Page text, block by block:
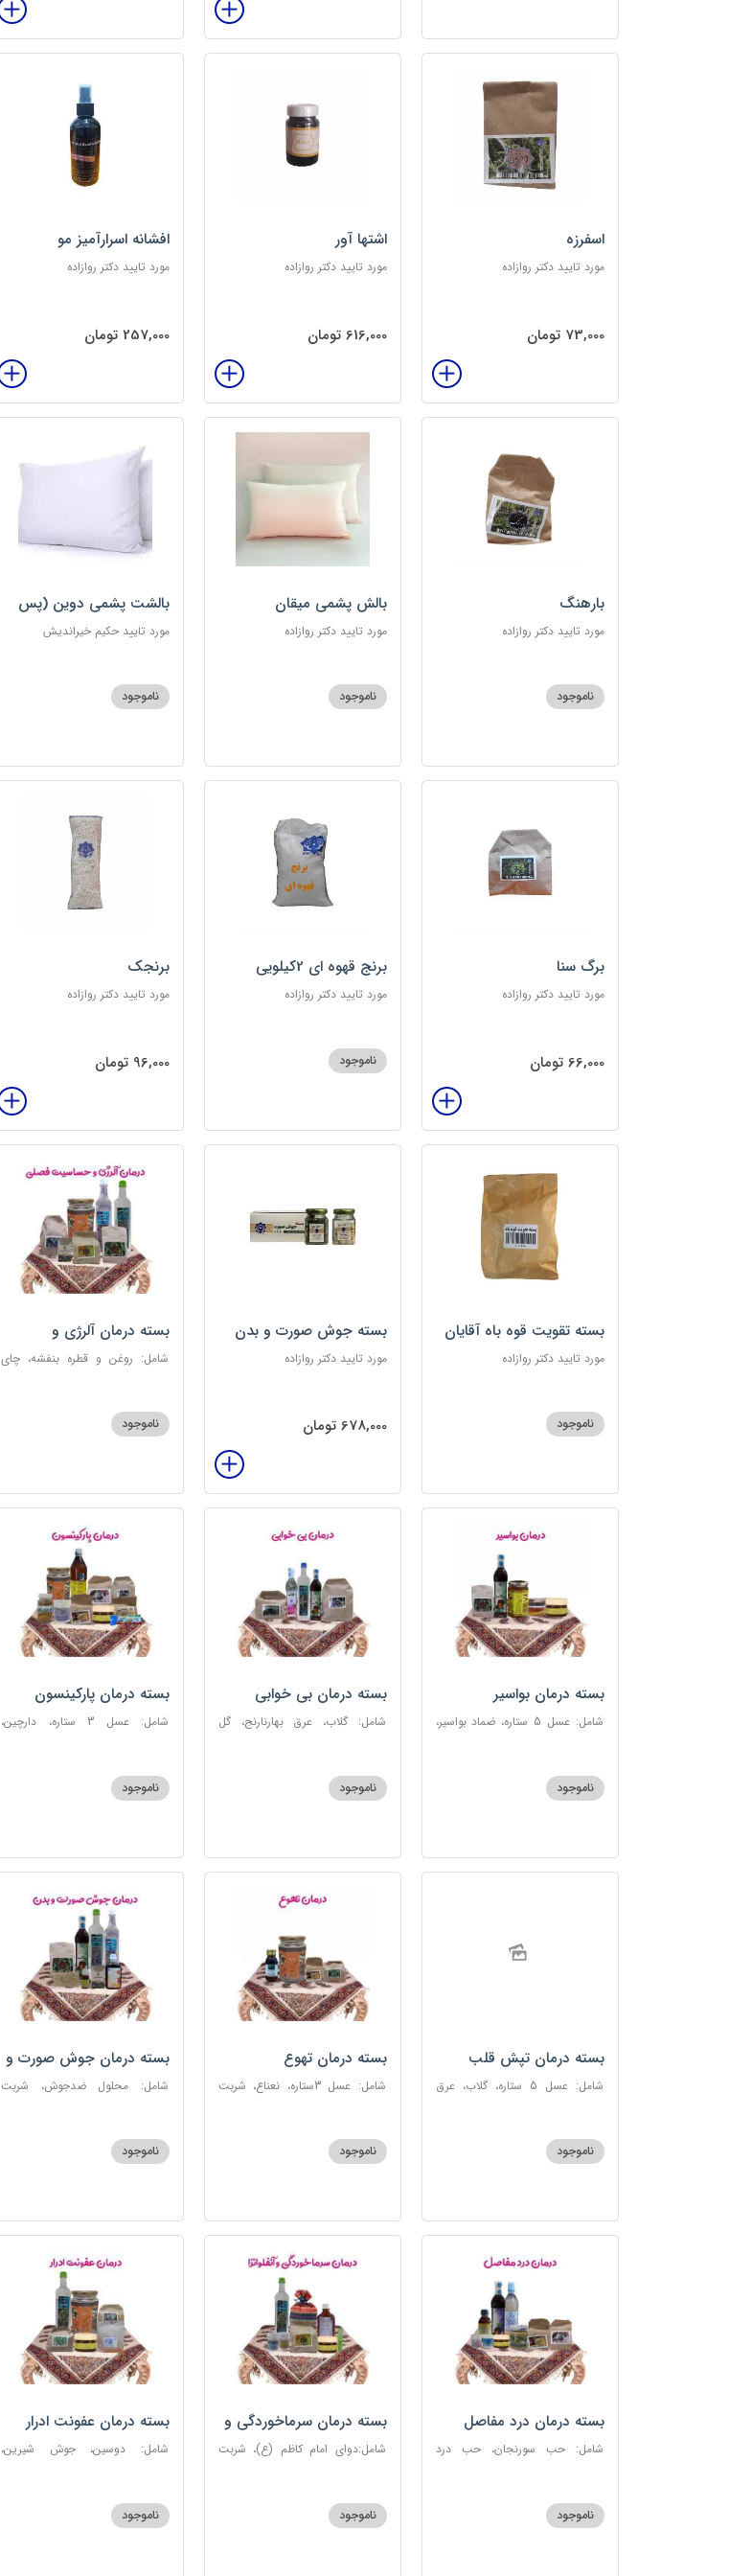
اسفرزه
مورد تایید دکتر روازاده
73,000 تومان
اشتها آور
مورد تایید دکتر روازاده
616,000 تومان
افشانه اسرارآمیز مو
مورد تایید دکتر روازاده
257,000 تومان
بارهنگ
مورد تایید دکتر روازاده
ناموجود
بالش پشمی میقان
مورد تایید دکتر روازاده
ناموجود
بالشت پشمی دوین (پس
کرایه)
مورد تایید حکیم خیراندیش
ناموجود
برگ سنا
مورد تایید دکتر روازاده
66,000 تومان
برنج قهوه ای 2کیلویی
مورد تایید دکتر روازاده
ناموجود
برنجک
مورد تایید دکتر روازاده
96,000 تومان
بسته تقویت قوه باه آقایان
مورد تایید دکتر روازاده
ناموجود
بسته جوش صورت و بدن
مورد تایید دکتر روازاده
678,000 تومان
بسته درمان آلرژی و
حساسیت فصلی
شامل: روغن و قطره بنفشه، چای
3 ستاره ناموجود
بسته درمان بواسیر
شامل: عسل 5 ستاره، ضماد بواسیر،
ناموجود
بسته درمان بی خوابی
شامل: گلاب، عرق بهارنارنج، گل
ناموجود
بسته درمان پارکینسون
شامل: عسل 3 ستاره، دارچین،
گل، حب تقویت حافظه
ناموجود
بسته درمان تپش قلب
شامل: عسل 5 ستاره، گلاب، عرق
ناموجود
بسته درمان تهوع
شامل: عسل 3ستاره، نعناع، شربت
ناموجود
بسته درمان جوش صورت و
بدن
شامل: محلول ضدجوش، شربت
خاکشیر، صابون شغاری قهوه ای،
روغن و قطره بنفشه
ناموجود
بسته درمان درد مفاصل
شامل: حب سورنجان، حب درد
دوغ شتر، روغن گرم کد123
ناموجود
بسته درمان سرماخوردگی و
آنفلوانزا
شامل:دوای امام کاظم (ع)، شربت
دریاناموجود
بسته درمان عفونت ادرار
شامل: دوسین، جوش شیرین،
ناموجود